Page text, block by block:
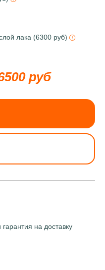
лака (6300 руб)
руб
на доставку